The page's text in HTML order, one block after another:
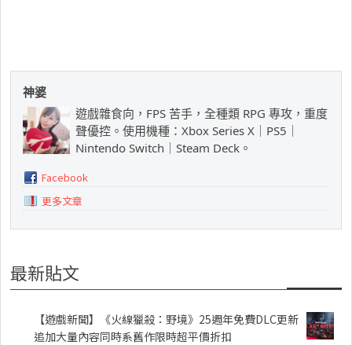
神婆
遊戲雜食向，FPS 苦手，全種類 RPG 專攻，重度
聲優控。使用機種：Xbox Series X｜PS5｜
Nintendo Switch｜Steam Deck。
Facebook
更多文章
最新貼文
【遊戲新聞】《火線獵殺：野境》25週年免費DLC更新
追加大量內容同時系舊作限時超平價折扣